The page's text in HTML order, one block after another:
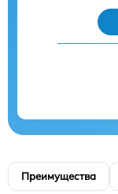
Преимущества